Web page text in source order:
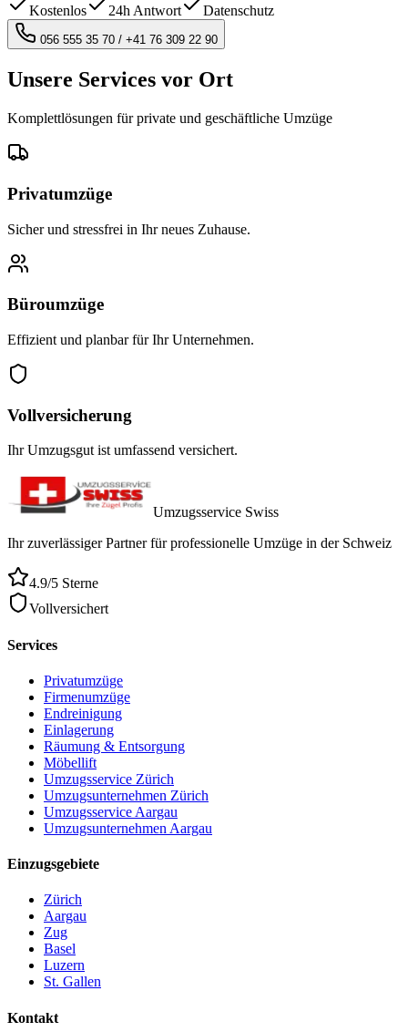
Kostenlos 24h Antwort Datenschutz
056 555 35 70 / +41 76 309 22 90
Unsere Services vor Ort
Komplettlösungen für private und geschäftliche Umzüge
Privatumzüge
Sicher und stressfrei in Ihr neues Zuhause.
Büroumzüge
Effizient und planbar für Ihr Unternehmen.
Vollversicherung
Ihr Umzugsgut ist umfassend versichert.
Umzugsservice Swiss
Ihr zuverlässiger Partner für professionelle Umzüge in der Schweiz
4.9/5 Sterne
Vollversichert
Services
Privatumzüge
Firmenumzüge
Endreinigung
Einlagerung
Räumung & Entsorgung
Möbellift
Umzugsservice Zürich
Umzugsunternehmen Zürich
Umzugsservice Aargau
Umzugsunternehmen Aargau
Einzugsgebiete
Zürich
Aargau
Zug
Basel
Luzern
St. Gallen
Kontakt